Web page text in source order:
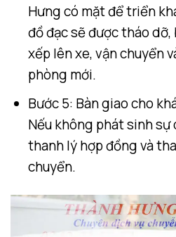
Hưng có mặt để triển
đồ đạc sẽ được tháo
xếp lên xe, vận chuyển
phòng mới.
Bước 5: Bàn giao cho
Nếu không phát sinh sự
thanh lý hợp đồng và
chuyển.